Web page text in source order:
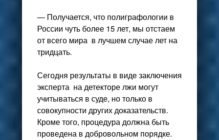
— Получается, что полиграфологии в
России чуть более 15 лет, мы отстаем
от всего мира в лучшем случае лет на
тридцать.
Сегодня результаты в виде заключения
эксперта на детекторе лжи могут
учитываться в суде, но только в
совокупности других доказательств.
Кроме того, процедура должна быть
проведена в добровольном порядке.